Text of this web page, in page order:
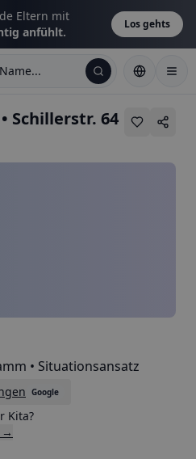
Eltern mit
anfühlt.
Los gehts
• Schillerstr. 64
• Situationsansatz
Google
Kita?
→